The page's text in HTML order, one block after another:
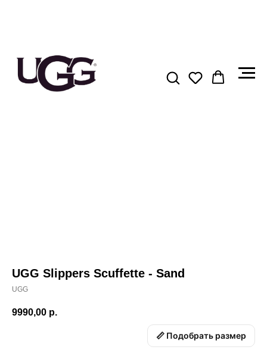
UGG Slippers Scuffette - Sand
UGG
9990,00 р.
📏 Подобрать размер